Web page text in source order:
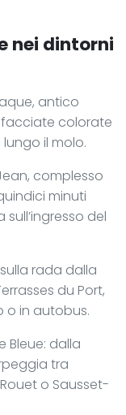
nei dintorni
antico
facciate colorate
il molo.
complesso
minuti
del
rada dalla
du Port,
o in autobus.
Bleue: dalla
tra
o Sausset-